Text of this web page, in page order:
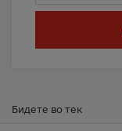
Бидете во тек